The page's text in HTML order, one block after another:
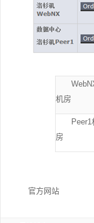
机房
Peer1
房
官方网站